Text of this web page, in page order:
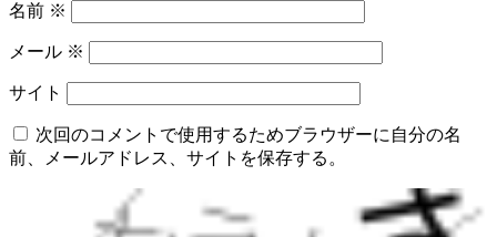
名前 ※
メール ※
サイト
次回のコメントで使用するためブラウザーに自分の名
前、メールアドレス、サイトを保存する。